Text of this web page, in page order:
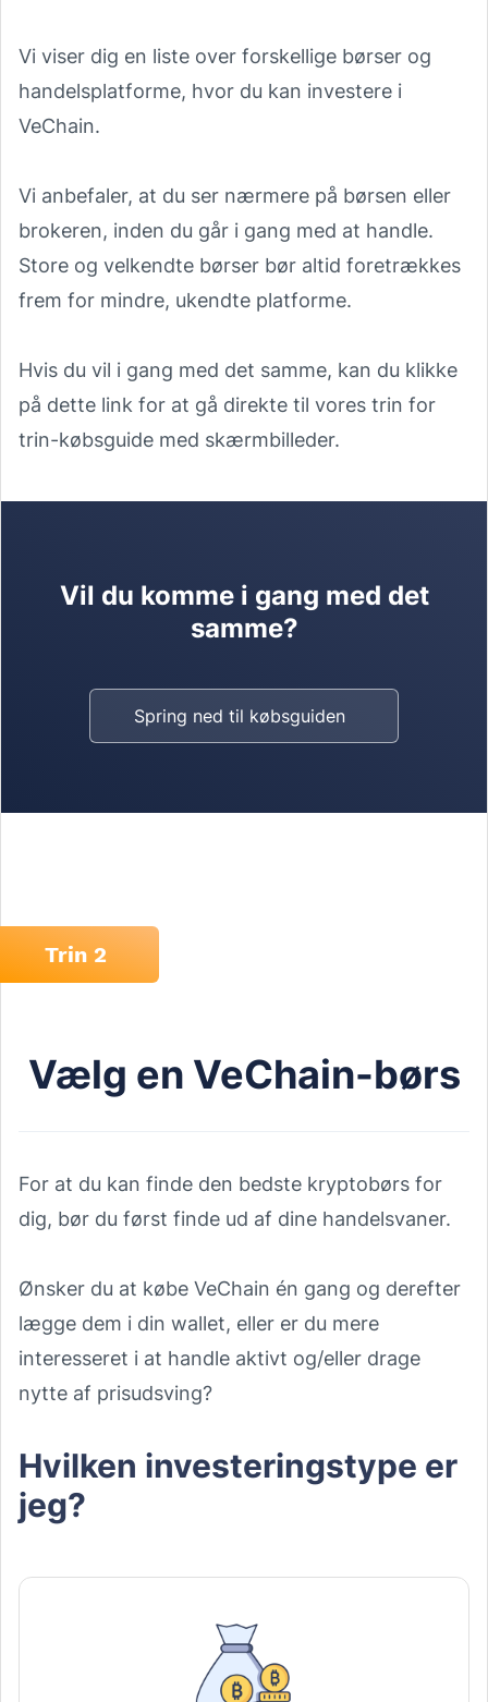
Vi viser dig en liste over forskellige børser og
handelsplatforme, hvor du kan investere i
VeChain.
Vi anbefaler, at du ser nærmere på børsen eller
brokeren, inden du går i gang med at handle.
Store og velkendte børser bør altid foretrækkes
frem for mindre, ukendte platforme.
Hvis du vil i gang med det samme, kan du klikke
på dette link for at gå direkte til vores trin for
trin-købsguide med skærmbilleder.
Vil du komme i gang med det
samme?
Spring ned til købsguiden
Trin 2
Vælg en VeChain-børs
For at du kan finde den bedste kryptobørs for
dig, bør du først finde ud af dine handelsvaner.
Ønsker du at købe VeChain én gang og derefter
lægge dem i din wallet, eller er du mere
interesseret i at handle aktivt og/eller drage
nytte af prisudsving?
Hvilken investeringstype er
jeg?